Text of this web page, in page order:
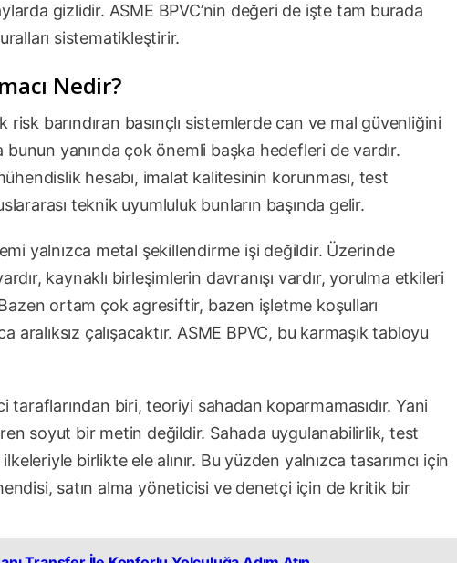
gizlidir. ASME BPVC’nin değeri de işte tam burada
sistematikleştirir.
Nedir?
risk barındıran basınçlı sistemlerde can ve mal güvenliğini
yanında çok önemli başka hedefleri de vardır.
hesabı, imalat kalitesinin korunması, test
teknik uyumluluk bunların başında gelir.
yalnızca metal şekillendirme işi değildir. Üzerinde
kaynaklı birleşimlerin davranışı vardır, yorulma etkileri
ortam çok agresiftir, bazen işletme koşulları
aralıksız çalışacaktır. ASME BPVC, bu karmaşık tabloyu
taraflarından biri, teoriyi sahadan koparmamasıdır. Yani
soyut bir metin değildir. Sahada uygulanabilirlik, test
birlikte ele alınır. Bu yüzden yalnızca tasarımcı için
satın alma yöneticisi ve denetçi için de kritik bir